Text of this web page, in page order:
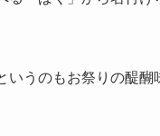
うのもお祭りの醍醐